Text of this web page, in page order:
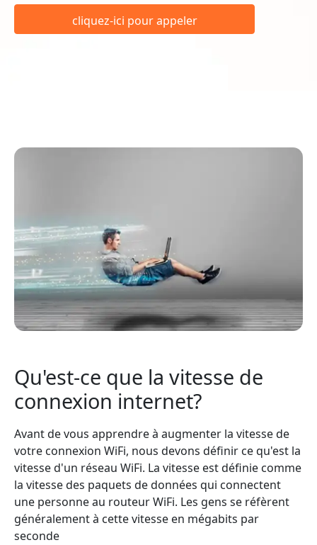
cliquez-ici pour appeler
Qu'est-ce que la vitesse de
connexion internet?
Avant de vous apprendre à augmenter la vitesse de
votre connexion WiFi, nous devons définir ce qu'est la
vitesse d'un réseau WiFi. La vitesse est définie comme
la vitesse des paquets de données qui connectent
une personne au routeur WiFi. Les gens se réfèrent
généralement à cette vitesse en mégabits par
seconde